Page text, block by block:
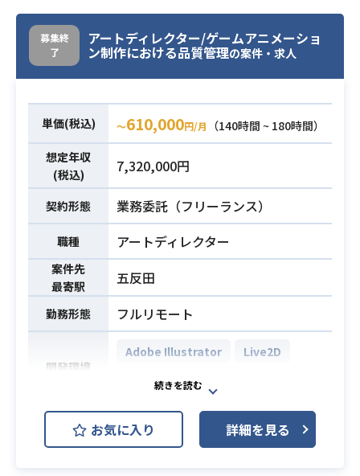
必須スキル
ての関連実務経験（ポートフォリオ
のご提出必須）
・AdobeCCやFigmaなどのデザイン
ディレクションあるいは全デザイン
・ビジネスマインドを理解した上
で、戦略的なデザインの提案ができ
るスキル
・高いコミュニケーション能力
ション業務を担当いただき、
サービスリリースに向けてα版・β版
開発をリードしていただきたい期待
がございます。
・アートディレクター業務
└デザイン制作業務ディレクション
クション
・3Dモデリング業務
└アバター(デザイン、テクスチャ、
リギング、アニメーション)
└背景およびプロップ(テクスチャ、
アニメーションなど)
・Maya, 3dsMax, Blenderなどを用
いた3Dモデリング経験5年以上
・ゲームのコンセプトやクリエイテ
・キャラクターモデリング経験
・リギング、アニメーションなどの
経験
・Unityを用いたゲーム開発経験
募集終
了
アートディレクター/ゲームアニメーショ
ン制作における品質管理の案件・求人
単価(税込) 〜610,000円/月
（140時間 ~ 180時間）
想定年収
(税込)
7,320,000円
契約形態 業務委託（フリーランス）
職種 アートディレクター
案件先
最寄駅
五反田
勤務形態 フルリモート
開発環境
Adobe Illustrator
Live2D
Adobe Photoshop
ゲームアニメーションに関わるイラ
スト制作及びディレクション、クオ
お気に入り 詳細を見る